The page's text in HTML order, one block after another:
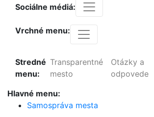
Sociálne médiá:
Vrchné menu:
Stredné
menu:
Transparentné
mesto
Otázky a
odpovede
Hlavné menu:
Samospráva mesta